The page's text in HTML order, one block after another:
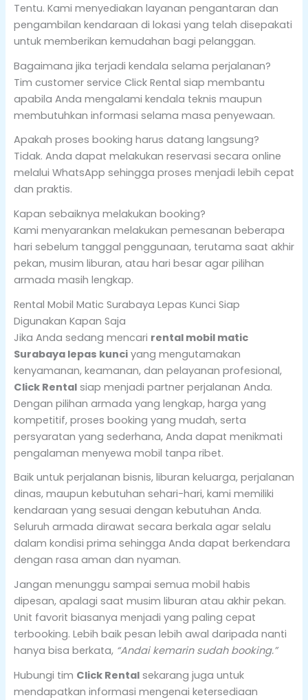
Tentu. Kami menyediakan layanan pengantaran dan
pengambilan kendaraan di lokasi yang telah disepakati
untuk memberikan kemudahan bagi pelanggan.
Bagaimana jika terjadi kendala selama perjalanan?
Tim customer service Click Rental siap membantu
apabila Anda mengalami kendala teknis maupun
membutuhkan informasi selama masa penyewaan.
Apakah proses booking harus datang langsung?
Tidak. Anda dapat melakukan reservasi secara online
melalui WhatsApp sehingga proses menjadi lebih cepat
dan praktis.
Kapan sebaiknya melakukan booking?
Kami menyarankan melakukan pemesanan beberapa
hari sebelum tanggal penggunaan, terutama saat akhir
pekan, musim liburan, atau hari besar agar pilihan
armada masih lengkap.
Rental Mobil Matic Surabaya Lepas Kunci Siap
Digunakan Kapan Saja
Jika Anda sedang mencari rental mobil matic
Surabaya lepas kunciyang mengutamakan
kenyamanan, keamanan, dan pelayanan profesional,
Click Rentalsiap menjadi partner perjalanan Anda.
Dengan pilihan armada yang lengkap, harga yang
kompetitif, proses booking yang mudah, serta
persyaratan yang sederhana, Anda dapat menikmati
pengalaman menyewa mobil tanpa ribet.
Baik untuk perjalanan bisnis, liburan keluarga, perjalanan
dinas, maupun kebutuhan sehari-hari, kami memiliki
kendaraan yang sesuai dengan kebutuhan Anda.
Seluruh armada dirawat secara berkala agar selalu
dalam kondisi prima sehingga Anda dapat berkendara
dengan rasa aman dan nyaman.
Jangan menunggu sampai semua mobil habis
dipesan, apalagi saat musim liburan atau akhir pekan.
Unit favorit biasanya menjadi yang paling cepat
terbooking. Lebih baik pesan lebih awal daripada nanti
hanya bisa berkata, “Andai kemarin sudah booking.”
Hubungi tim Click Rentalsekarang juga untuk
mendapatkan informasi mengenai ketersediaan